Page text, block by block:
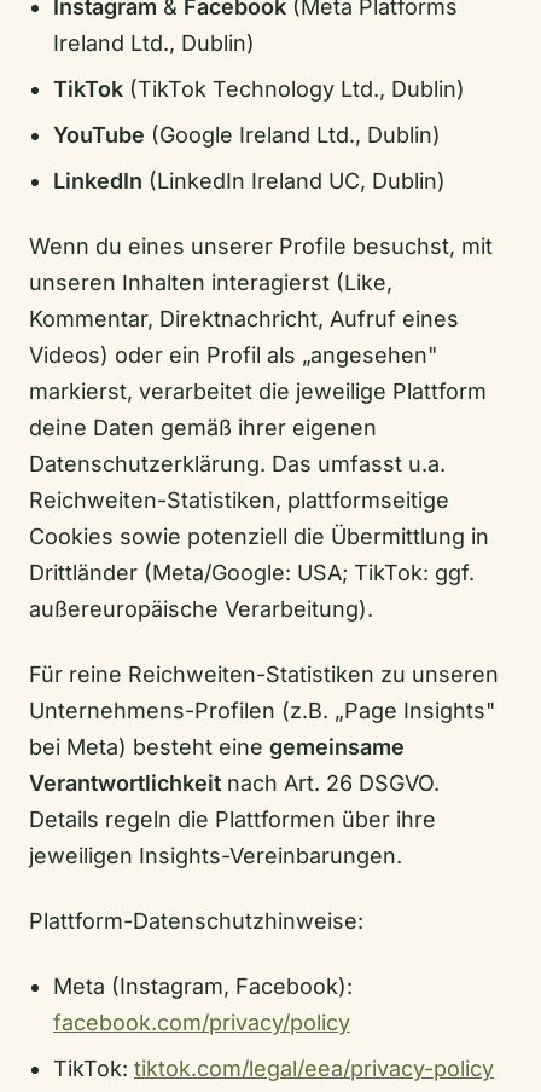
Instagram & Facebook (Meta Platforms
Ireland Ltd., Dublin)
TikTok (TikTok Technology Ltd., Dublin)
YouTube (Google Ireland Ltd., Dublin)
LinkedIn (LinkedIn Ireland UC, Dublin)
Wenn du eines unserer Profile besuchst, mit
unseren Inhalten interagierst (Like,
Kommentar, Direktnachricht, Aufruf eines
Videos) oder ein Profil als „angesehen"
markierst, verarbeitet die jeweilige Plattform
deine Daten gemäß ihrer eigenen
Datenschutzerklärung. Das umfasst u.a.
Reichweiten-Statistiken, plattformseitige
Cookies sowie potenziell die Übermittlung in
Drittländer (Meta/Google: USA; TikTok: ggf.
außereuropäische Verarbeitung).
Für reine Reichweiten-Statistiken zu unseren
Unternehmens-Profilen (z.B. „Page Insights"
bei Meta) besteht eine gemeinsame
Verantwortlichkeit nach Art. 26 DSGVO.
Details regeln die Plattformen über ihre
jeweiligen Insights-Vereinbarungen.
Plattform-Datenschutzhinweise:
Meta (Instagram, Facebook):
facebook.com/privacy/policy
TikTok: tiktok.com/legal/eea/privacy-policy